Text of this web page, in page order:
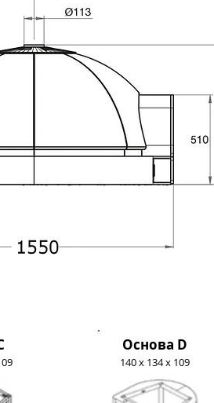
Основа D
140 x 134 x 109